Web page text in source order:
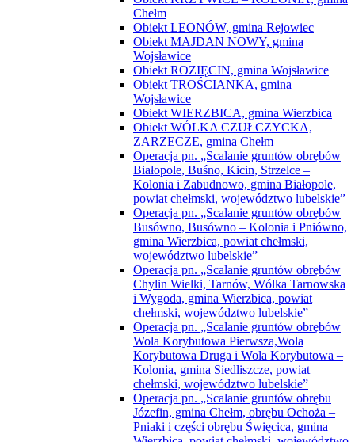
Chełm
Obiekt LEONÓW, gmina Rejowiec
Obiekt MAJDAN NOWY, gmina
Wojsławice
Obiekt ROZIĘCIN, gmina Wojsławice
Obiekt TROŚCIANKA, gmina
Wojsławice
Obiekt WIERZBICA, gmina Wierzbica
Obiekt WÓLKA CZUŁCZYCKA,
ZARZECZE, gmina Chełm
Operacja pn. „Scalanie gruntów obrębów
Białopole, Buśno, Kicin, Strzelce –
Kolonia i Zabudnowo, gmina Białopole,
powiat chełmski, województwo lubelskie”
Operacja pn. „Scalanie gruntów obrębów
Busówno, Busówno – Kolonia i Pniówno,
gmina Wierzbica, powiat chełmski,
województwo lubelskie”
Operacja pn. „Scalanie gruntów obrębów
Chylin Wielki, Tarnów, Wólka Tarnowska
i Wygoda, gmina Wierzbica, powiat
chełmski, województwo lubelskie”
Operacja pn. „Scalanie gruntów obrębów
Wola Korybutowa Pierwsza,Wola
Korybutowa Druga i Wola Korybutowa –
Kolonia, gmina Siedliszcze, powiat
chełmski, województwo lubelskie”
Operacja pn. „Scalanie gruntów obrębu
Józefin, gmina Chełm, obrębu Ochoża –
Pniaki i części obrębu Święcica, gmina